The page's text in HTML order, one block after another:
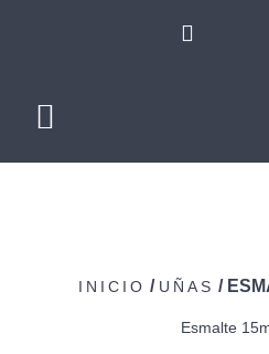
INICIO / UÑAS /
Esmalte